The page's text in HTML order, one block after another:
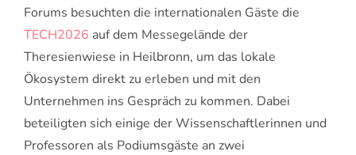
Forums besuchten die internationalen Gäste die
TECH2026 auf dem Messegelände der
Theresienwiese in Heilbronn, um das lokale
Ökosystem direkt zu erleben und mit den
Unternehmen ins Gespräch zu kommen. Dabei
beteiligten sich einige der Wissenschaftlerinnen und
Professoren als Podiumsgäste an zwei